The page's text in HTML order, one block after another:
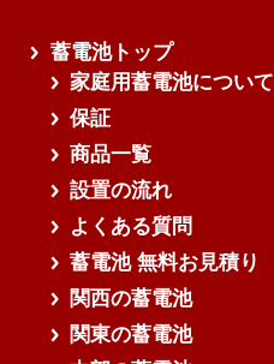
蓄電池トップ
家庭用蓄電池について
保証
商品一覧
設置の流れ
よくある質問
蓄電池 無料お見積り
関西の蓄電池
関東の蓄電池